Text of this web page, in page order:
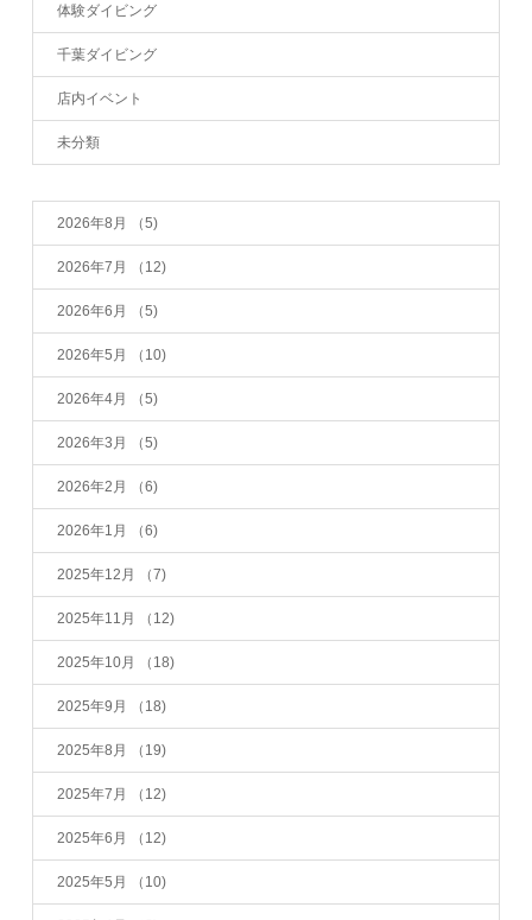
体験ダイビング
千葉ダイビング
店内イベント
未分類
2026年8月 （5)
2026年7月 （12)
2026年6月 （5)
2026年5月 （10)
2026年4月 （5)
2026年3月 （5)
2026年2月 （6)
2026年1月 （6)
2025年12月 （7)
2025年11月 （12)
2025年10月 （18)
2025年9月 （18)
2025年8月 （19)
2025年7月 （12)
2025年6月 （12)
2025年5月 （10)